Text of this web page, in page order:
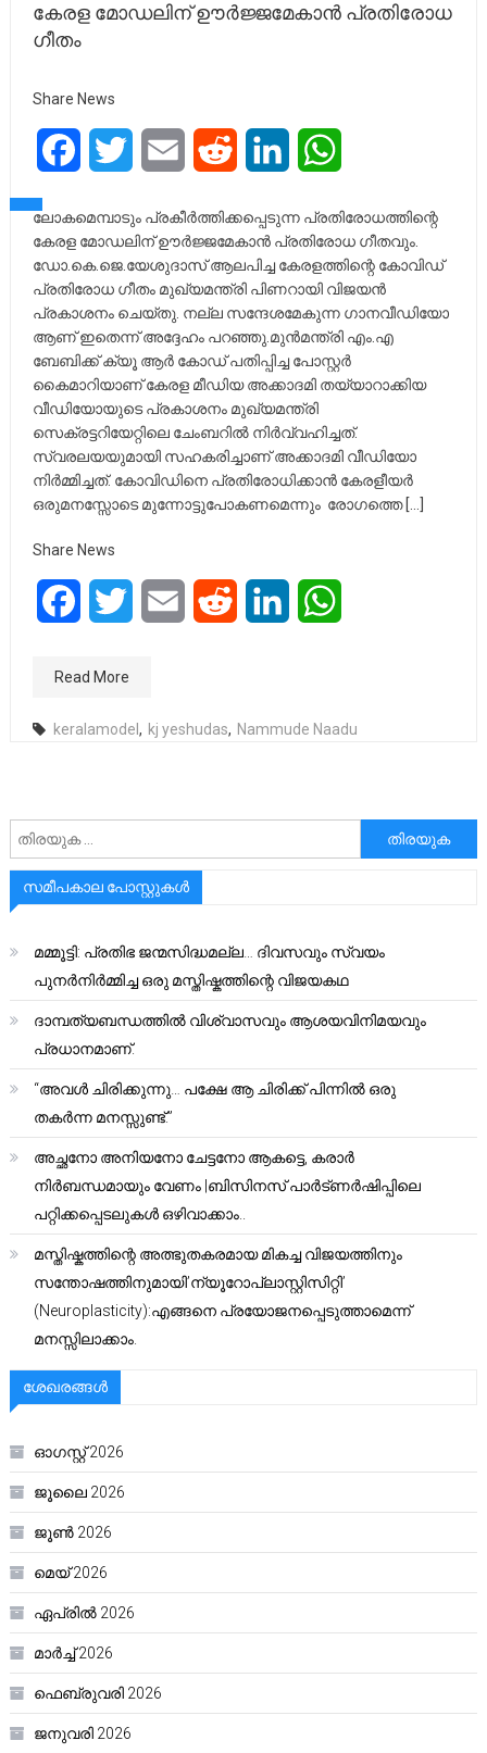
കേരള മോഡലിന് ഊർജ്ജമേകാൻ പ്രതിരോധ
ഗീതം
Share News
FacebookTwitter Email Reddit LinkedIn
ലോകമെമ്പാടും പ്രകീർത്തിക്കപ്പെടുന്ന പ്രതിരോധത്തിന്റെ
കേരള മോഡലിന് ഊർജ്ജമേകാൻ പ്രതിരോധ ഗീതവും.
ഡോ.കെ.ജെ.യേശുദാസ് ആലപിച്ച കേരളത്തിന്റെ കോവിഡ്
പ്രതിരോധ ഗീതം മുഖ്യമന്ത്രി പിണറായി വിജയൻ
പ്രകാശനം ചെയ്തു. നല്ല സന്ദേശമേകുന്ന ഗാനവീഡിയോ
ആണ് ഇതെന്ന് അദ്ദേഹം പറഞ്ഞു.മുൻമന്ത്രി എം.എ
ബേബിക്ക് ക്യൂ ആർ കോഡ് പതിപ്പിച്ച പോസ്റ്റർ
കൈമാറിയാണ് കേരള മീഡിയ അക്കാദമി തയ്യാറാക്കിയ
വീഡിയോയുടെ പ്രകാശനം മുഖ്യമന്ത്രി
സെക്രട്ടറിയേറ്റിലെ ചേംബറിൽ നിർവ്വഹിച്ചത്.
സ്വരലയയുമായി സഹകരിച്ചാണ് അക്കാദമി വീഡിയോ
നിർമ്മിച്ചത്. കോവിഡിനെ പ്രതിരോധിക്കാൻ കേരളീയർ
ഒരുമനസ്സോടെ മുന്നോട്ടുപോകണമെന്നും രോഗത്തെ […]
Share News
FacebookTwitter Email Reddit LinkedIn
Read More
keralamodel, kj yeshudas, Nammude Naadu
അനേഷിക്കുക
സമീപകാല പോസ്റ്റുകൾ
മമ്മൂട്ടി: പ്രതിഭ ജന്മസിദ്ധമല്ല… ദിവസവും സ്വയം
പുനർനിർമ്മിച്ച ഒരു മസ്തിഷ്കത്തിന്റെ വിജയകഥ
ദാമ്പത്യബന്ധത്തിൽ വിശ്വാസവും ആശയവിനിമയവും
പ്രധാനമാണ്.
“അവൾ ചിരിക്കുന്നു… പക്ഷേ ആ ചിരിക്ക് പിന്നിൽ ഒരു
തകർന്ന മനസ്സുണ്ട്.”
അച്ഛനോ അനിയനോ ചേട്ടനോ ആകട്ടെ, കരാർ
നിർബന്ധമായും വേണം |ബിസിനസ് പാർട്ണർഷിപ്പിലെ
പറ്റിക്കപ്പെടലുകൾ ഒഴിവാക്കാം..
മസ്തിഷ്കത്തിന്റെ അത്ഭുതകരമായ മികച്ച വിജയത്തിനും
സന്തോഷത്തിനുമായി’ന്യൂറോപ്ലാസ്റ്റിസിറ്റി’
(Neuroplasticity):എങ്ങനെ പ്രയോജനപ്പെടുത്താമെന്ന്
മനസ്സിലാക്കാം.
ശേഖരങ്ങൾ
ഓഗസ്റ്റ്‌ 2026
ജൂലൈ 2026
ജൂൺ 2026
മെയ്‌ 2026
ഏപ്രിൽ 2026
മാർച്ച്‌ 2026
ഫെബ്രുവരി 2026
ജനുവരി 2026